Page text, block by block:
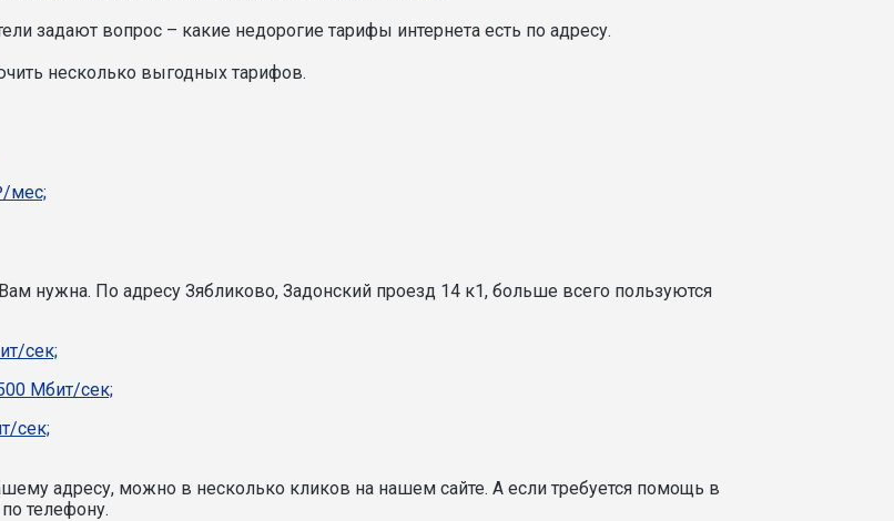
задают вопрос – какие недорогие тарифы интернета есть по адресу.
несколько выгодных тарифов.
мес;
нужна. По адресу Зябликово, Задонский проезд 14 к1, больше всего пользуются
сек;
Мбит/сек;
сек;
адресу, можно в несколько кликов на нашем сайте. А если требуется помощь в
телефону.